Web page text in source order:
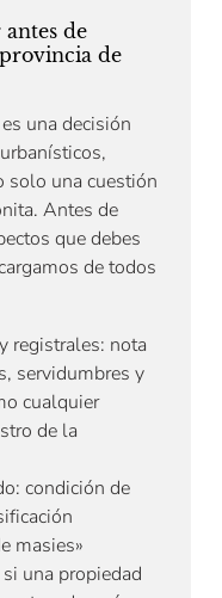
de
de
una decisión
solo una cuestión
Antes de
que debes
de todos
registrales: nota
servidumbres y
cualquier
de la
condición de
masies»
una propiedad